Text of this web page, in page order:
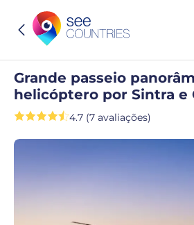
Grande passeio
helicóptero por Sintra e
4.7 (7 avaliações)